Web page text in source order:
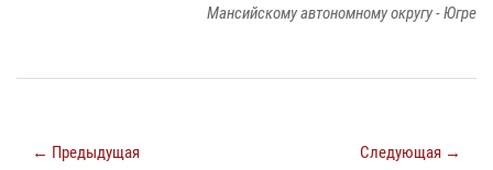
Мансийскому автономному округу - Югре
← Предыдущая Следующая →